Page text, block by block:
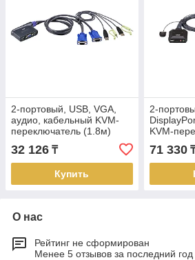
2-портовый, USB, VGA,
аудио, кабельный KVM-
переключатель (1.8м)
32 126 ₸
Купить
2-
KVM-
CS22DP
71 330
О нас
Рейтинг не сформирован
Менее 5 отзывов за последний год